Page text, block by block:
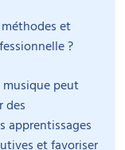
et
?
peut
des
apprentissages
et favoriser